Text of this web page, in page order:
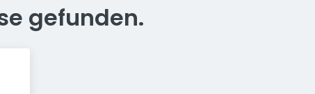
gefunden.